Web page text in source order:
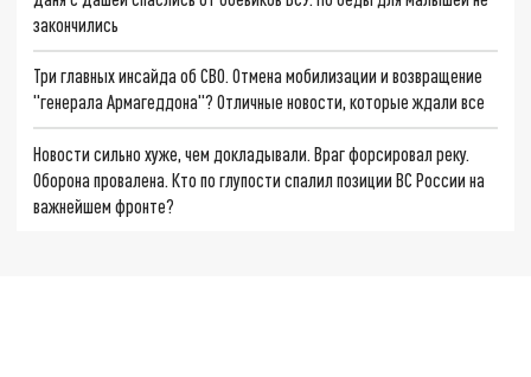
закончились
Три главных инсайда об СВО. Отмена мобилизации и возвращение
"генерала Армагеддона"? Отличные новости, которые ждали все
Новости сильно хуже, чем докладывали. Враг форсировал реку.
Оборона провалена. Кто по глупости спалил позиции ВС России на
важнейшем фронте?